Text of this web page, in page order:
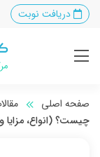
دریافت نوبت
صفحه اصلی
چیست؟ (انواع،